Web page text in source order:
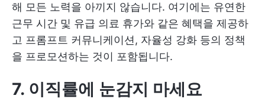
해 모든 노력을 아끼지 않습니다. 여기에는 유연한
근무 시간 및 유급 의료 휴가와 같은 혜택을 제공하
고 프롬프트 커뮤니케이션, 자율성 강화 등의 정책
을 프로모션하는 것이 포함됩니다.
7. 이직률에 눈감지 마세요